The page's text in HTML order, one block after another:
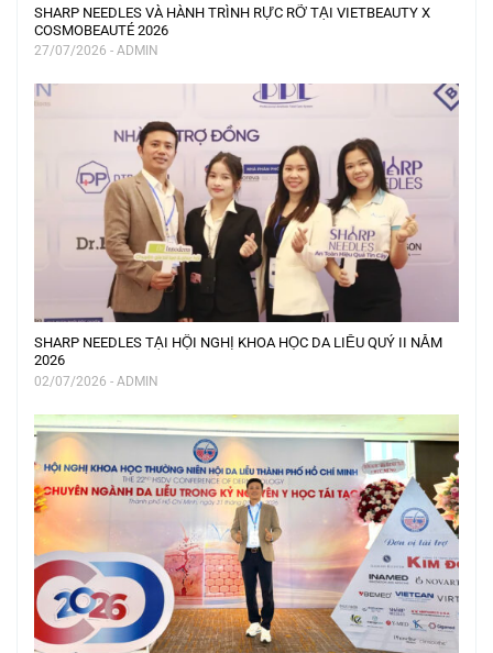
SHARP NEEDLES VÀ HÀNH TRÌNH RỰC RỠ TẠI VIETBEAUTY X
COSMOBEAUTÉ 2026
27/07/2026 - ADMIN
SHARP NEEDLES TẠI HỘI NGHỊ KHOA HỌC DA LIỄU QUÝ II NĂM
2026
02/07/2026 - ADMIN